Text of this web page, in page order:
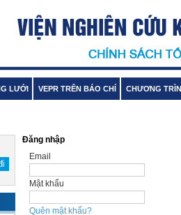
LƯỚI VEPR TRÊN BÁO CHÍ CHƯƠNG
Đăng nhập
Email
Mật khẩu
Quên mật khẩu?